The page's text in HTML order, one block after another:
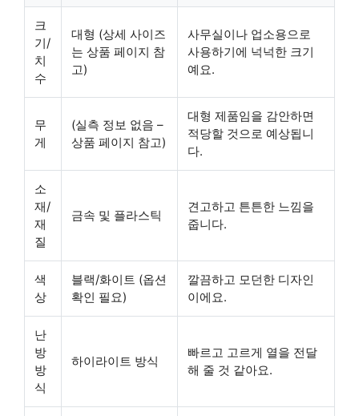
크
기/
치
수
대형 (상세 사이즈
는 상품 페이지 참
고)
사무실이나 업소용으로
사용하기에 넉넉한 크기
예요.
무
게
(실측 정보 없음 –
상품 페이지 참고)
대형 제품임을 감안하면
적당할 것으로 예상됩니
다.
소
재/
재
질
금속 및 플라스틱
견고하고 튼튼한 느낌을
줍니다.
색
상
블랙/화이트 (옵션
확인 필요)
깔끔하고 모던한 디자인
이에요.
난
방
방
식
하이라이트 방식
빠르고 고르게 열을 전달
해 줄 것 같아요.